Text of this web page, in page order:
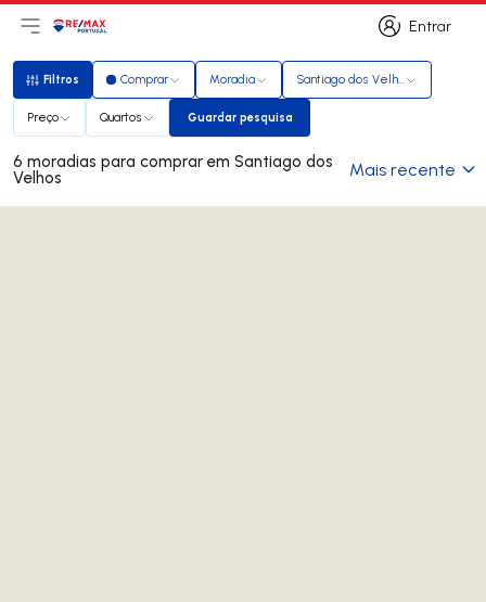
Entrar
Entrar
Abri menu principal
LogoIr para página inicial
Filtros
Filtros Comprar Moradia Santiago dos Velhos
Preço Quartos Guardar pesquisa
Guardar pesquisa
6 moradias para comprar em Santiago dos
Velhos Mais recente